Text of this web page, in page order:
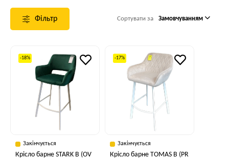
Фільтр Сортувати за Замовчуванням
-18%
Закінчується
Крісло барне STARK B (OV
-17%
Закінчується
Крісло барне TOMAS B (PR